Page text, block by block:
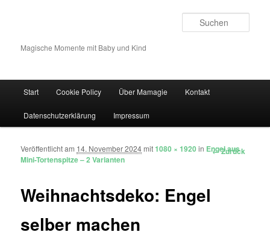
Magische Momente mit Baby und Kind
Zum Inhalt wechseln
Zum sekundären Inhalt wechseln
Start Cookie Policy Über Mamagie Kontakt
Datenschutzerklärung Impressum
Bilder-Navigation ← Zurück
Weihnachtsdeko: Engel
selber machen
Veröffentlicht am 14. November 2024mit1080 × 1920in Engel aus
Mini-Tortenspitze – 2 Varianten